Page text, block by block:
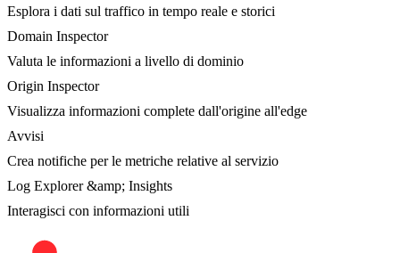
Esplora i dati sul traffico in tempo reale e storici
Domain Inspector
Valuta le informazioni a livello di dominio
Origin Inspector
Visualizza informazioni complete dall'origine all'edge
Avvisi
Crea notifiche per le metriche relative al servizio
Log Explorer &amp; Insights
Interagisci con informazioni utili